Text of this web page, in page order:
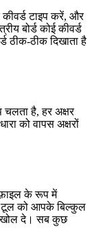
टाइप करें, और
बोर्ड कोई कीवर्ड
ठीक-ठीक दिखाता है
है, हर अक्षर
को वापस अक्षरों
फ़ाइल के रूप में
टूल को आपके बिल्कुल
खोल दे। सब कुछ